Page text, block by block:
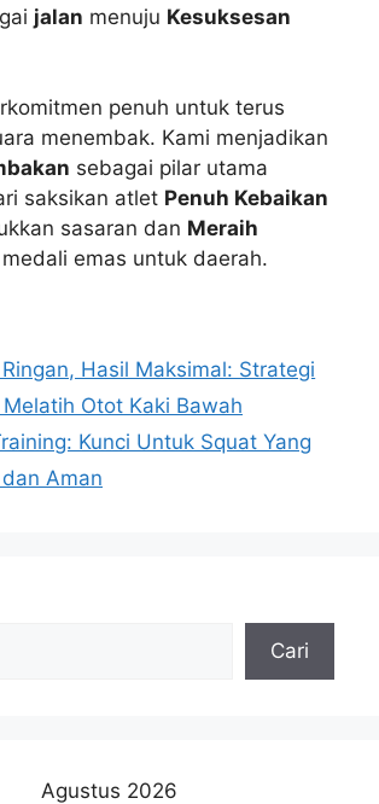
jalan menuju Kesuksesan
penuh untuk terus
menembak. Kami menjadikan
sebagai pilar utama
saksikan atlet Penuh Kebaikan
sasaran dan Meraih
medali emas untuk daerah.
Hasil Maksimal: Strategi
Otot Kaki Bawah
Kunci Untuk Squat Yang
Aman
Cari
Agustus 2026